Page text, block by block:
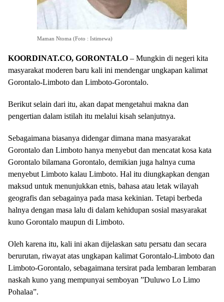
Maman Ntoma (Foto : Istimewa)
KOORDINAT.CO, GORONTALO – Mungkin di negeri kita
masyarakat moderen baru kali ini mendengar ungkapan kalimat
Gorontalo-Limboto dan Limboto-Gorontalo.
Berikut selain dari itu, akan dapat mengetahui makna dan
pengertian dalam istilah itu melalui kisah selanjutnya.
Sebagaimana biasanya didengar dimana mana masyarakat
Gorontalo dan Limboto hanya menyebut dan mencatat kosa kata
Gorontalo bilamana Gorontalo, demikian juga halnya cuma
menyebut Limboto kalau Limboto. Hal itu diungkapkan dengan
maksud untuk menunjukkan etnis, bahasa atau letak wilayah
geografis dan sebagainya pada masa kekinian. Tetapi berbeda
halnya dengan masa lalu di dalam kehidupan sosial masyarakat
kuno Gorontalo maupun di Limboto.
Oleh karena itu, kali ini akan dijelaskan satu persatu dan secara
berurutan, riwayat atas ungkapan kalimat Gorontalo-Limboto dan
Limboto-Gorontalo, sebagaimana tersirat pada lembaran lembaran
naskah kuno yang mempunyai semboyan ”Duluwo Lo Limo
Pohalaa”.